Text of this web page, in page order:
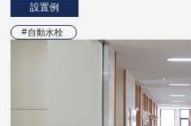
設置例
自動水栓